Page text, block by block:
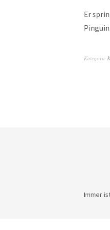
Er
Pinguin.
Kategorie
Immer